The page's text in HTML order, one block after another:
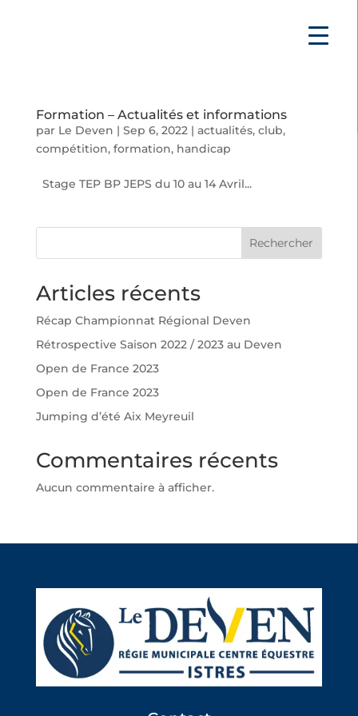
Formation – Actualités et informations
par Le Deven | Sep 6, 2022| actualités, club,
compétition, formation, handicap
Stage TEP BP JEPS du 10 au 14 Avril...
Rechercher
Articles récents
Récap Championnat Régional Deven
Rétrospective Saison 2022 / 2023 au Deven
Open de France 2023
Open de France 2023
Jumping d’été Aix Meyreuil
Commentaires récents
Aucun commentaire à afficher.